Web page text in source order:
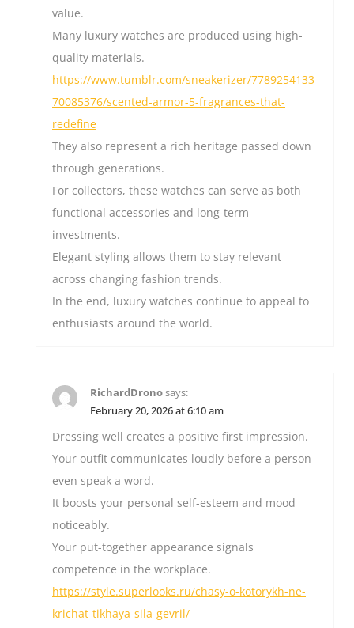
value.
Many luxury watches are produced using high-
quality materials.
https://www.tumblr.com/sneakerizer/7789254133
70085376/scented-armor-5-fragrances-that-
redefine
They also represent a rich heritage passed down
through generations.
For collectors, these watches can serve as both
functional accessories and long-term
investments.
Elegant styling allows them to stay relevant
across changing fashion trends.
In the end, luxury watches continue to appeal to
enthusiasts around the world.
RichardDronosays:
February 20, 2026 at 6:10 am
Dressing well creates a positive first impression.
Your outfit communicates loudly before a person
even speak a word.
It boosts your personal self-esteem and mood
noticeably.
Your put-together appearance signals
competence in the workplace.
https://style.superlooks.ru/chasy-o-kotorykh-ne-
krichat-tikhaya-sila-gevril/